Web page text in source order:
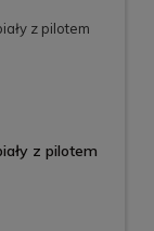
z pilotem